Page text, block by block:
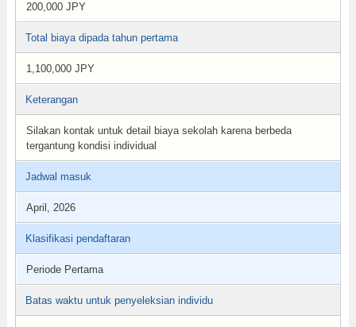
200,000 JPY
Total biaya dipada tahun pertama
1,100,000 JPY
Keterangan
Silakan kontak untuk detail biaya sekolah karena berbeda
tergantung kondisi individual
Jadwal masuk
April, 2026
Klasifikasi pendaftaran
Periode Pertama
Batas waktu untuk penyeleksian individu